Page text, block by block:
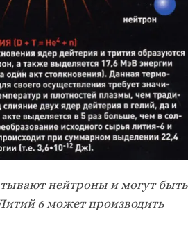
нейтроны и могут быть
6 может производить